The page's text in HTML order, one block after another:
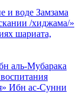
и воде Замзама
/хиджама/»
шариата,
аль-Мубарака
Ибн ас-Сунни